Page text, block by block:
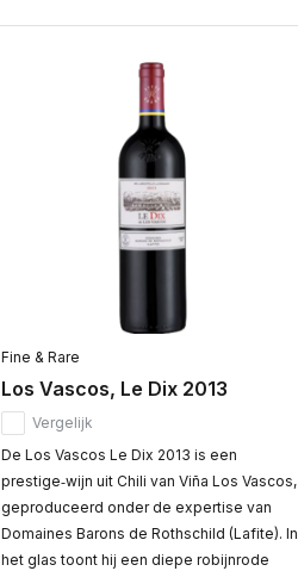
Fine & Rare
Los Vascos, Le Dix 2013
Vergelijk
De Los Vascos Le Dix 2013 is een
prestige‑wijn uit Chili van Viña Los Vascos,
geproduceerd onder de expertise van
Domaines Barons de Rothschild (Lafite). In
het glas toont hij een diepe robijnrode